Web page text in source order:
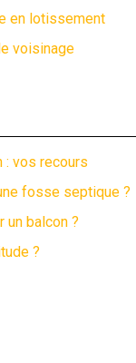
en lotissement
voisinage
: vos recours
fosse septique ?
un balcon ?
?